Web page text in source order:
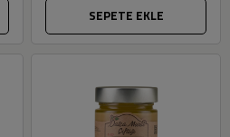
SEPETE EKLE